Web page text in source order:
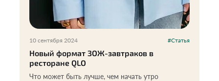
10 сентября 2024 #Статья
Новый формат ЗОЖ-завтраков в
ресторане QLO
Что может быть лучше, чем начать утро